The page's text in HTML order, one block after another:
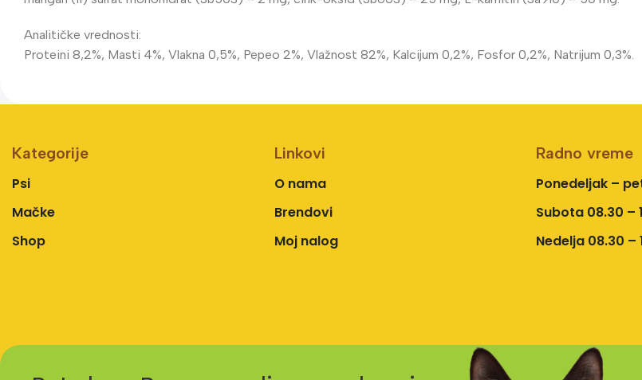
Analitičke vrednosti:
Proteini 8,2%, Masti 4%, Vlakna 0,5%, Pepeo 2%, Vlažnost 82%, Kalcijum 0,2%, Fosfor 0,2%, Natrijum 0,3%.
Kategorije
Psi
Mačke
Shop
Linkovi
O nama
Brendovi
Moj nalog
Radno vreme
Ponedeljak –
Subota 08.30 –
Nedelja 08.30 –